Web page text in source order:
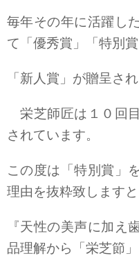
毎年その年に活躍し
て「優秀賞」「特別賞
「新人賞」が贈呈され
栄芝師匠は１０回
されています。
この度は「特別賞」
理由を抜粋致しますと
『天性の美声に加え
品理解から「栄芝節」